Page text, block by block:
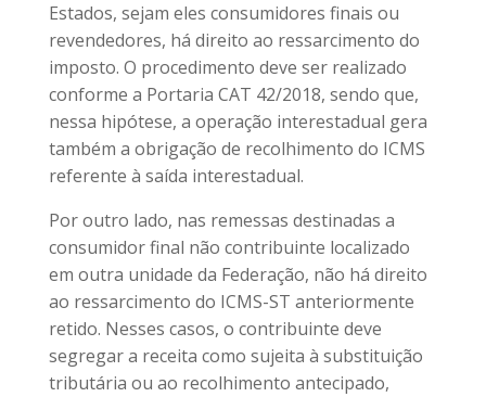
Estados, sejam eles consumidores finais ou
revendedores, há direito ao ressarcimento do
imposto. O procedimento deve ser realizado
conforme a Portaria CAT 42/2018, sendo que,
nessa hipótese, a operação interestadual gera
também a obrigação de recolhimento do ICMS
referente à saída interestadual.
Por outro lado, nas remessas destinadas a
consumidor final não contribuinte localizado
em outra unidade da Federação, não há direito
ao ressarcimento do ICMS-ST anteriormente
retido. Nesses casos, o contribuinte deve
segregar a receita como sujeita à substituição
tributária ou ao recolhimento antecipado,